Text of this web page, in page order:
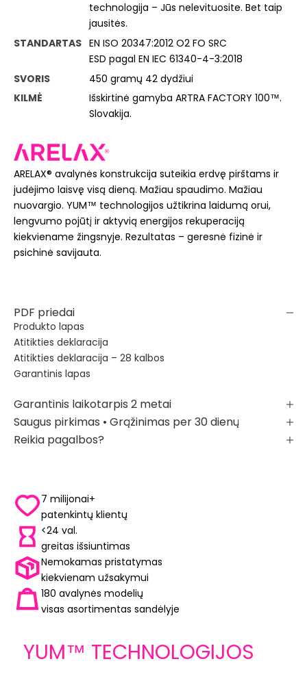
technologija – Jūs nelevituosite. Bet taip
jausitės.
STANDARTAS EN ISO 20347:2012 O2 FO SRC
ESD pagal EN IEC 61340-4-3:2018
SVORIS
450 gramų 42 dydžiui
KILMĖ
Išskirtinė gamyba ARTRA FACTORY 100™.
Slovakija.
ARELAX® avalynės konstrukcija suteikia erdvę pirštams ir
judėjimo laisvę visą dieną. Mažiau spaudimo. Mažiau
nuovargio. YUM™ technologijos užtikrina laidumą orui,
lengvumo pojūtį ir aktyvią energijos rekuperaciją
kiekviename žingsnyje. Rezultatas – geresnė fizinė ir
psichinė savijauta.
PDF priedai
Produkto lapas
Atitikties deklaracija
Atitikties deklaracija – 28 kalbos
Garantinis lapas
Garantinis laikotarpis 2 metai
Saugus pirkimas • Grąžinimas per 30 dienų
Reikia pagalbos?
7 milijonai+
patenkintų klientų
<24 val.
greitas išsiuntimas
Nemokamas pristatymas
kiekvienam užsakymui
180 avalynės modelių
visas asortimentas sandėlyje
YUM™ TECHNOLOGIJOS
YUM™ TECHNOLOGIJOS
pagrindas